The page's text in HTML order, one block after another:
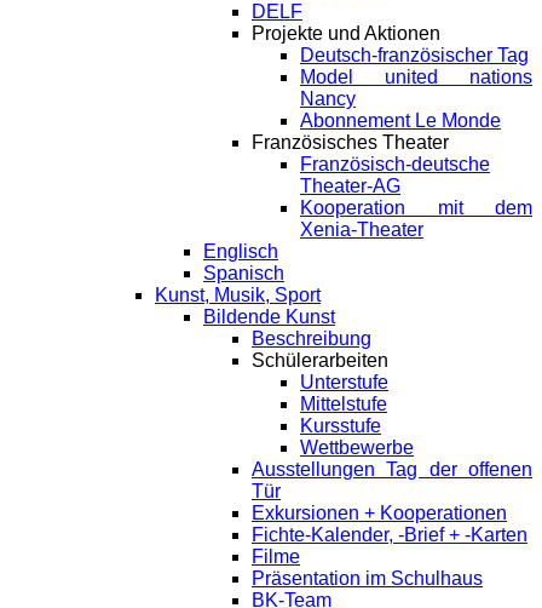
DELF
Projekte und Aktionen
Deutsch-französischer Tag
Model united nations
Nancy
Abonnement Le Monde
Französisches Theater
Französisch-deutsche
Theater-AG
Kooperation mit dem
Xenia-Theater
Englisch
Spanisch
Kunst, Musik, Sport
Bildende Kunst
Beschreibung
Schülerarbeiten
Unterstufe
Mittelstufe
Kursstufe
Wettbewerbe
Ausstellungen Tag der offenen
Tür
Exkursionen + Kooperationen
Fichte-Kalender, -Brief + -Karten
Filme
Präsentation im Schulhaus
BK-Team